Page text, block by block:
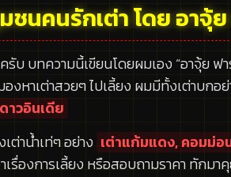
มชนคนรักเต่า โดย อาจุ้
รับ บทความนี้เขียนโดยผมเอง “อาจุ้ย ฟ
องหาเต่าสวยๆ ไปเลี้ยง ผมมีทั้งเต่าบกอย่
าวอินเดีย
ต่าน้ำเท่ๆ อย่าง เต่าแก้มแดง, คอมม่อ
เรื่องการเลี้ยง หรือสอบถามราคา ทักม